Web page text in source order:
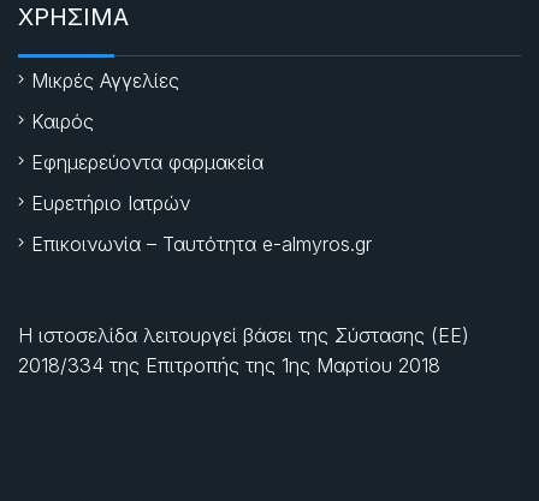
ΧΡΗΣΙΜΑ
Μικρές Αγγελίες
Καιρός
Εφημερεύοντα φαρμακεία
Ευρετήριο Ιατρών
Επικοινωνία – Ταυτότητα e-almyros.gr
Η ιστοσελίδα λειτουργεί βάσει της Σύστασης (ΕΕ)
2018/334 της Επιτροπής της 1ης Μαρτίου 2018